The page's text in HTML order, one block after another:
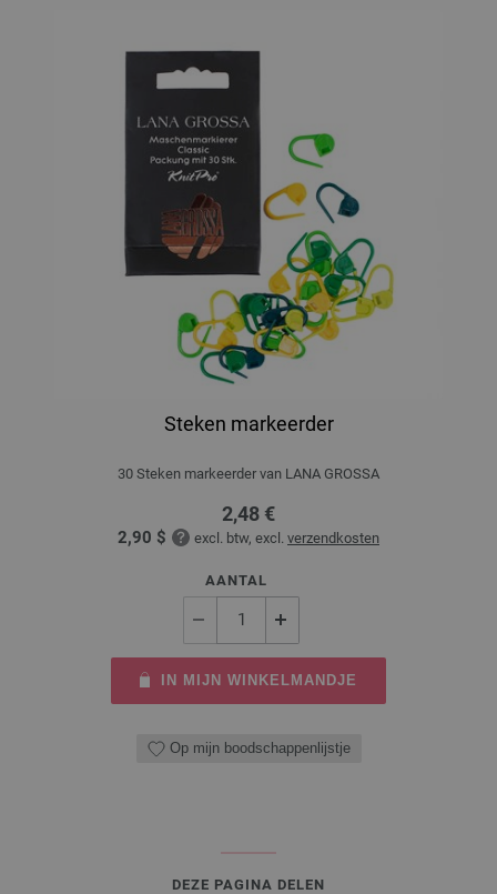
Steken markeerder
30 Steken markeerder van LANA GROSSA
2,48 €
2,90 $ excl. btw, excl. verzendkosten
AANTAL
IN MIJN WINKELMANDJE
Op mijn boodschappenlijstje
DEZE PAGINA DELEN